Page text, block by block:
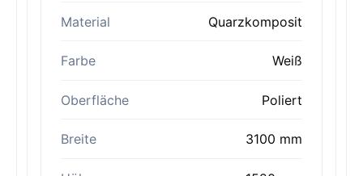
Material Quarzkomposit
Farbe Weiß
Oberfläche Poliert
Breite 3100 mm